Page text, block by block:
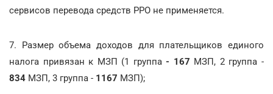
сервисов перевода средств РРО не применяется.
7. Размер объема доходов для плательщиков единого
налога привязан к МЗП (1 группа- 167 МЗП, 2 группа -
834 МЗП, 3 группа - 1167 МЗП);